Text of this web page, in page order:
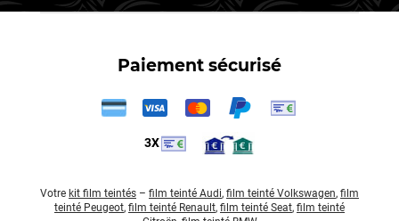
Paiement sécurisé
3X
Votre kit film teintés – film teinté Audi, film teinté Volkswagen, film
teinté Peugeot, film teinté Renault, film teinté Seat, film teinté